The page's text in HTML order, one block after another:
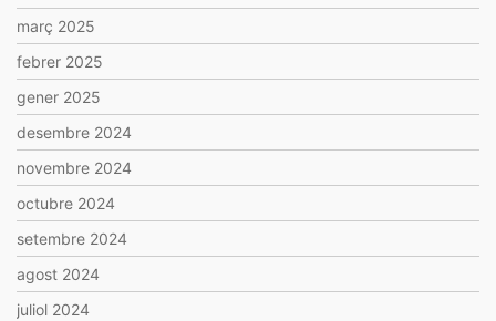
març 2025
febrer 2025
gener 2025
desembre 2024
novembre 2024
octubre 2024
setembre 2024
agost 2024
juliol 2024